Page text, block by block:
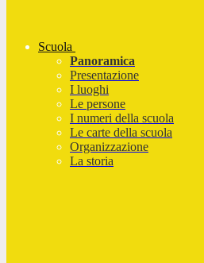
Scuola
Panoramica
Presentazione
I luoghi
Le persone
I numeri della scuola
Le carte della scuola
Organizzazione
La storia